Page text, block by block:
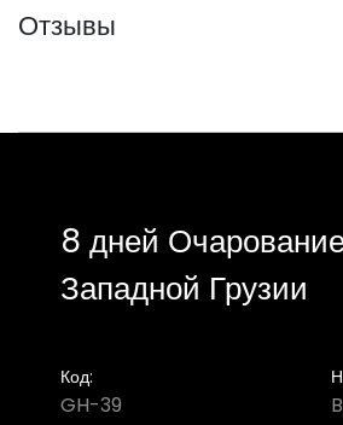
Отзывы
8 дней
Западной Грузии
Код:
GH-39